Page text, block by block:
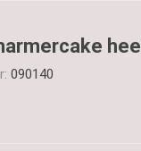
heel
090140